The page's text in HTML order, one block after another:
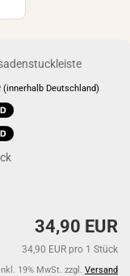
(innerhalb Deutschland)
34,90 EUR
34,90 EUR pro 1 Stück
inkl. 19% MwSt. zzgl. Versand